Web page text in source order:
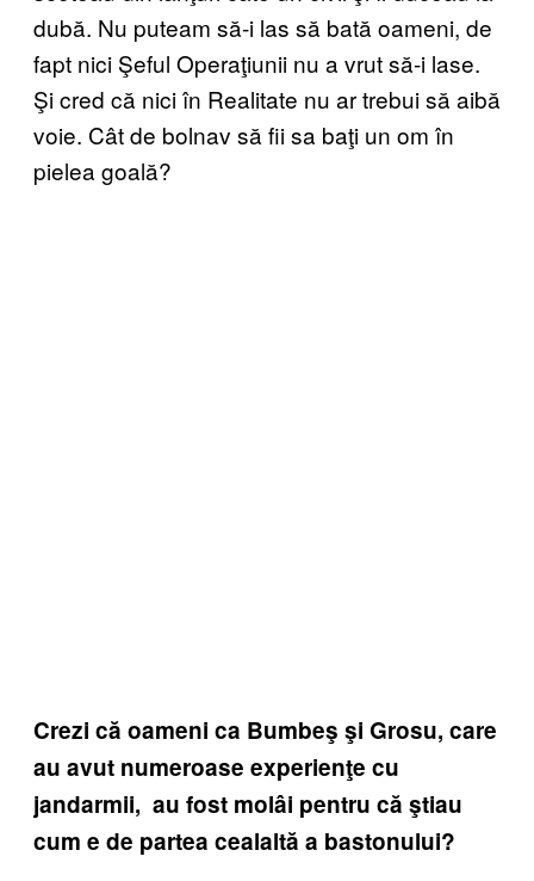
dubă. Nu puteam să-i las să bată oameni, de
fapt nici Şeful Operaţiunii nu a vrut să-i lase.
Şi cred că nici în Realitate nu ar trebui să aibă
voie. Cât de bolnav să fii sa baţi un om în
pielea goală?
Crezi că oameni ca Bumbeş şi Grosu, care
au avut numeroase experienţe cu
jandarmii, au fost molâi pentru că ştiau
cum e de partea cealaltă a bastonului?